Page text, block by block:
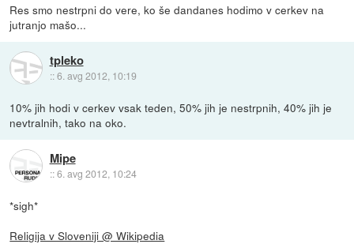
Res smo nestrpni do vere, ko še dandanes hodimo v cerkev na
jutranjo mašo...
tpleko
::6. avg 2012, 10:19
10% jih hodi v cerkev vsak teden, 50% jih je nestrpnih, 40% jih je
nevtralnih, tako na oko.
Mipe
::6. avg 2012, 10:24
*sigh*
Religija v Sloveniji @ Wikipedia